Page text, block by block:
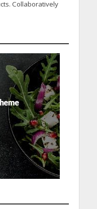
Collaboratively